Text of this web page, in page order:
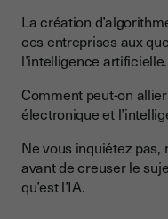
La signature
Le deep learning et la
Le machine learning
La création
ces entreprises aux
l’intelligence artificielle.
Comment peut-on
électronique et
Ne vous inquiétez
avant de creuser le
qu’est l’IA.